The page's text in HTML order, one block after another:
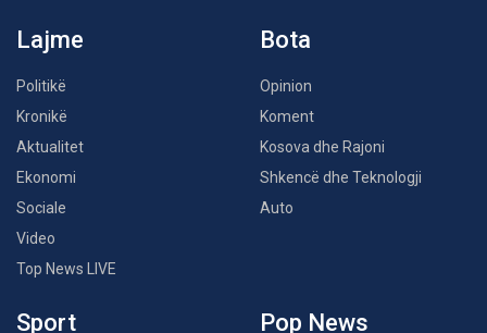
Lajme
Politikë
Kronikë
Aktualitet
Ekonomi
Sociale
Video
Top News LIVE
Bota
Opinion
Koment
Kosova dhe Rajoni
Shkencë dhe Teknologji
Auto
Sport Pop News